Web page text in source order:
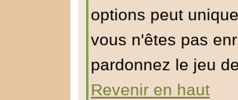
options peut
vous n'êtes pas
pardonnez le jeu
Revenir en haut